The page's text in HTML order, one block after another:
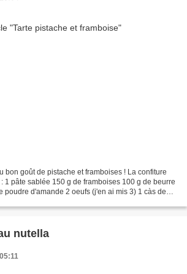
bon goût de pistache et framboises ! La confiture
1 pâte sablée 150 g de framboises 100 g de beurre
poudre d'amande 2 oeufs (j'en ai mis 3) 1 càs de
nutella